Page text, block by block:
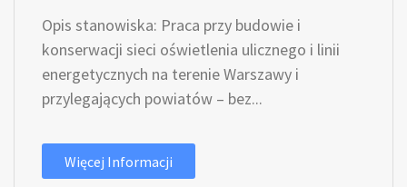
Opis stanowiska: Praca przy budowie i
konserwacji sieci oświetlenia ulicznego i linii
energetycznych na terenie Warszawy i
przylegających powiatów – bez...
Więcej Informacji